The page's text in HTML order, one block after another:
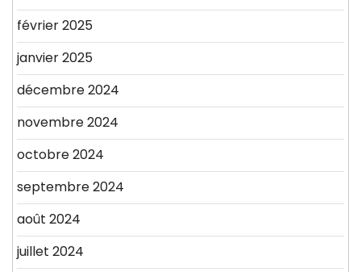
février 2025
janvier 2025
décembre 2024
novembre 2024
octobre 2024
septembre 2024
août 2024
juillet 2024